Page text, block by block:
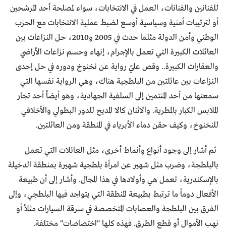
للفنانين والفنانات، العمل في الانتخابات، سواء لمصلحة أحد المرشحين
أو لترتيبات أمنية وسياسية أوسع لضبط عملية الانتخابات مع الحزب
الوطني وأمن الدولة مثلما حدث في 2005 و2010، حل النزاعات بين
العائلات الكبيرة التي تعمل بالإجرام، إنهاء وحسم نزاعات الأراضي
والعقارات الكبيرة.. وقص عليّ رواية عن نخنوخ ودوره في حل إحدى
النزاعات بين عائلتين من البلطجية هناك، وهي الرواية نفسها التي
سمعتها من أحد المنتمين إلى السلفية الجهادية، وهو أيضاً أحد تجار
الملابس الكبار بالمطرية. والاثنان كالا المديح للدور البطولي والأخلاقي
للنخنوخ، وكيف حقن دماء الأبرياء في المنطقة ومن العائلتين.
ثم أشار إلى وجود أنواع وأنماط أخرى، مثل العائلات التي تعمل
بالبلطجة، وضرب مثل شهير عن امرأة بلطجية شهيرة بمنطقة الدخيلة
بالإسكندرية، تعمل هي وأولادها في هذا المجال. وأشار إلى أن طبيعة
الأفعال دوماً ما ترتبط بطبيعة المنطقة التي يتواجد فيها البلطجي، وإلى
الفرق بين البلطجة والعصابات المتخصصة في سرقة السيارات مثلاً أو
نهب الأموال أو قطع الطرق. فهذه كلها "اختصاصات" مختلفة.